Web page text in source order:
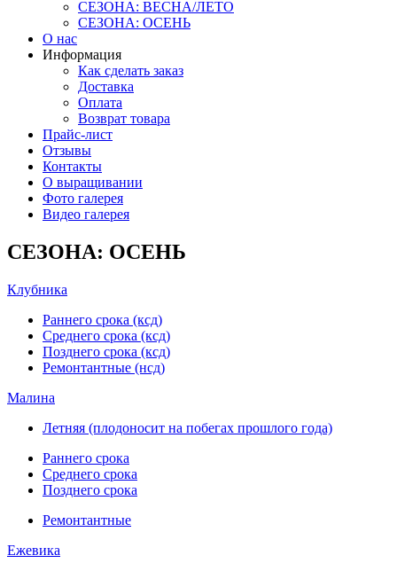
СЕЗОНА: ВЕСНА/ЛЕТО
СЕЗОНА: ОСЕНЬ
О нас
Информация
Как сделать заказ
Доставка
Оплата
Возврат товара
Прайс-лист
Отзывы
Контакты
О выращивании
Фото галерея
Видео галерея
СЕЗОНА: ОСЕНЬ
Клубника
Раннего срока (ксд)
Среднего срока (ксд)
Позднего срока (ксд)
Ремонтантные (нсд)
Малина
Летняя (плодоносит на побегах прошлого года)
Раннего срока
Среднего срока
Позднего срока
Ремонтантные
Ежевика